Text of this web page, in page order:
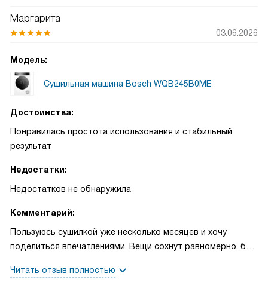
Маргарита
03.06.2026
Модель:
Сушильная машина Bosch WQB245B0ME
Достоинства:
Понравилась простота использования и стабильный
результат
Недостатки:
Недостатков не обнаружила
Комментарий:
Пользуюсь сушилкой уже несколько месяцев и хочу
поделиться впечатлениями. Вещи сохнут равномерно, без
важнее всего. Утром оставляю белье, а к вечеру
Читать отзыв полностью